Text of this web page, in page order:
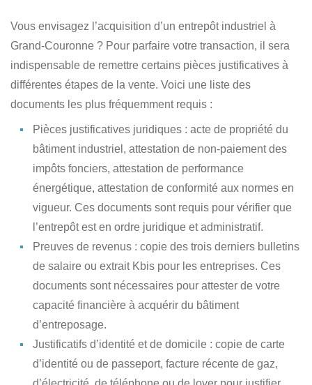
Vous envisagez l’acquisition d’un entrepôt industriel à
Grand-Couronne ? Pour parfaire votre transaction, il sera
indispensable de remettre certains pièces justificatives à
différentes étapes de la vente. Voici une liste des
documents les plus fréquemment requis :
Pièces justificatives juridiques : acte de propriété du
bâtiment industriel, attestation de non-paiement des
impôts fonciers, attestation de performance
énergétique, attestation de conformité aux normes en
vigueur. Ces documents sont requis pour vérifier que
l’entrepôt est en ordre juridique et administratif.
Preuves de revenus : copie des trois derniers bulletins
de salaire ou extrait Kbis pour les entreprises. Ces
documents sont nécessaires pour attester de votre
capacité financière à acquérir du bâtiment
d’entreposage.
Justificatifs d’identité et de domicile : copie de carte
d’identité ou de passeport, facture récente de gaz,